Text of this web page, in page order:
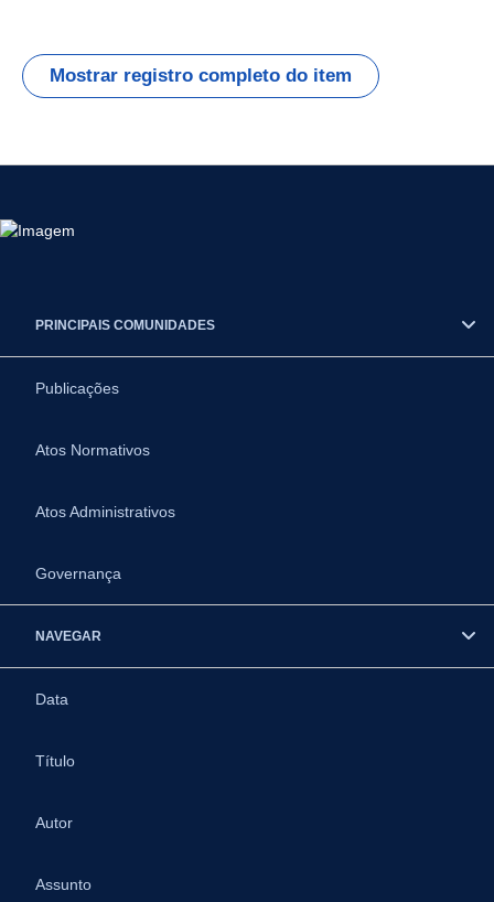
Mostrar registro completo do item
PRINCIPAIS COMUNIDADES
Publicações
Atos Normativos
Atos Administrativos
Governança
NAVEGAR
Data
Título
Autor
Assunto